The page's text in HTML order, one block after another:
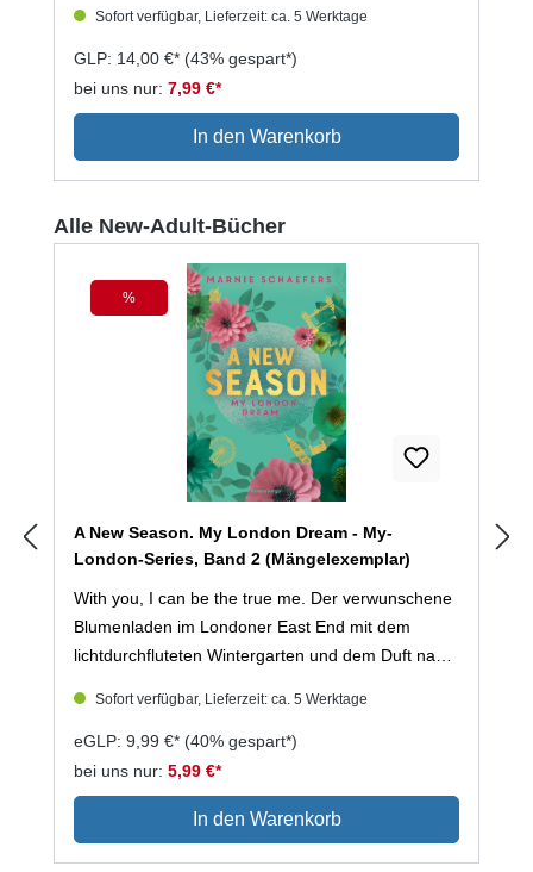
Dating-Ideen ausgerechnet bei Oliver, ihrem
arroganten neuen Kollegen. Widerwillig lässt sie
sich auf eine Wette ein: Oliver und sie verbringen
die Dates miteinander – wer sich verliebt, verliert.
Zwischen nächtlichen Schneespaziergängen,
versucht. Doch es wird immer schwerer, Olivers
kleinen Ausrutschern muss sie nicht gleich die
Wette verlieren ... oder? »24 Dates To Fall In
Love« ist ein Winterroman voller Herz, Humor und
Winterzauber – perfekt für die
Adventszeit! #HaterstoLovers #ForcedProximity
#WorkplaceRomance #SmallTown //Dieser Titel ist
ein in sich abgeschlossener Einzelband.//
Sofort verfügbar, Lieferzeit: ca. 5 Werktage
GLP: 14,00 €* (43% gespart*)
bei uns nur: 7,99 €*
In den Warenkorb
Produktgalerie überspringen
Alle New-Adult-Bücher
Rabatt
%
A New Season. My London Dream - My-
London-Series, Band 2 (Mängelexemplar)
With you, I can be the true me. Der verwunschene
Blumenladen im Londoner East End mit dem
lichtdurchfluteten Wintergarten und dem Duft nach
Denn er hütet ein Geheimnis: Er ist ein Mann, im
Körper einer Frau geboren, aber jeder sieht in ihm
nur Victoria, die attraktive Studentin. Als er in
Männerkleidung auf Tracey trifft, stellt er sich
kurzerhand zum ersten Mal als Vincent vor. Tracey
Sofort verfügbar, Lieferzeit: ca. 5 Werktage
eGLP: 9,99 €* (40% gespart*)
bei uns nur: 5,99 €*
In den Warenkorb